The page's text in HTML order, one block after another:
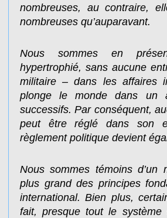
nombreuses, au contraire,
nombreuses qu’auparavant.
Nous sommes en
hypertrophié, sans aucune
militaire – dans les affaires
plonge le monde dans un
successifs. Par conséquent,
peut être réglé dans son
règlement politique devient
Nous sommes témoins d’un
plus grand des principes
international. Bien plus,
fait, presque tout le système